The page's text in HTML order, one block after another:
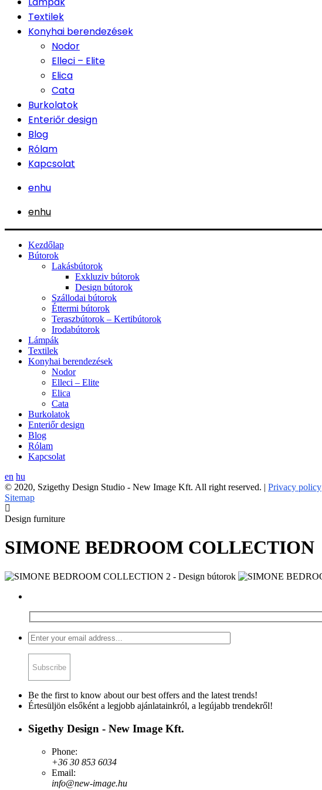
Textilek
Konyhai berendezések
Nodor
Elleci – Elite
Elica
Cata
Burkolatok
Enteriőr design
Blog
Rólam
Kapcsolat
enhu
enhu
Kezdőlap
Bútorok
Lakásbútorok
Exkluziv bútorok
Design bútorok
Szállodai bútorok
Éttermi bútorok
Teraszbútorok – Kertibútorok
Irodabútorok
Lámpák
Textilek
Konyhai berendezések
Nodor
Elleci – Elite
Elica
Cata
Burkolatok
Enteriőr design
Blog
Rólam
Kapcsolat
en hu
© 2020, Szigethy Design Studio - New Image Kft. All right reserved. | Privacy policy
Sitemap
Design furniture
SIMONE BEDROOM COLLECTION
Be the first to know about our best offers and the latest trends!
Értesüljön elsőként a legjobb ajánlatainkról, a legújabb trendekről!
Sigethy Design - New Image Kft.
Phone:
+36 30 853 6034
Email:
info@new-image.hu